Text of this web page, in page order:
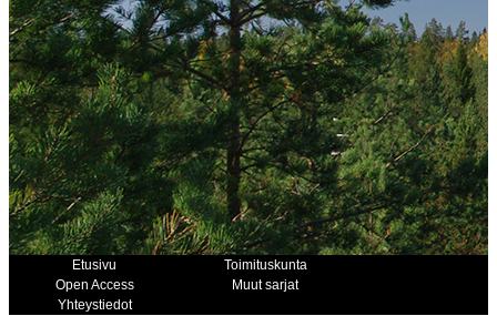
Etusivu
Toimituskunta
Open Access
Muut sarjat
Yhteystiedot